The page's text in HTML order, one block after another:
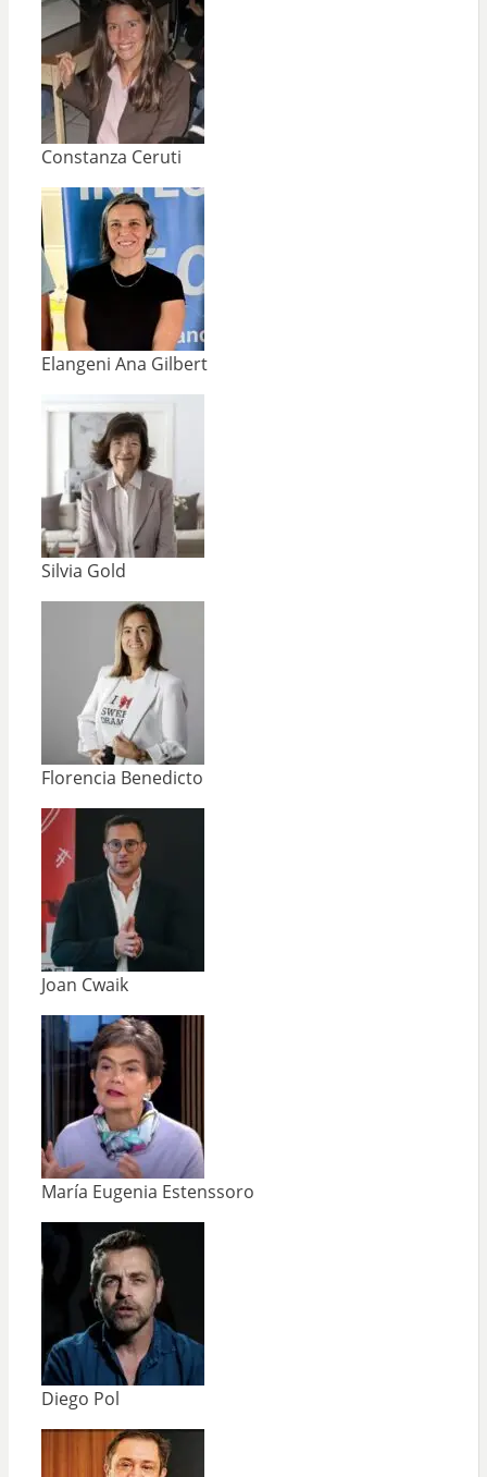
Constanza Ceruti
Elangeni Ana Gilbert
Silvia Gold
Florencia Benedicto
Joan Cwaik
María Eugenia Estenssoro
Diego Pol